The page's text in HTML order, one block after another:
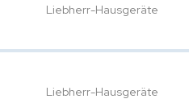
Liebherr-Hausgeräte
Liebherr-Hausgeräte